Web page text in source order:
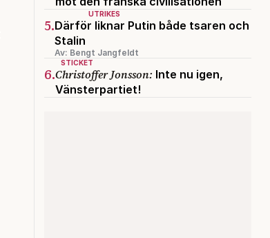
UTRIKES
5.Därför liknar Putin både tsaren och
Stalin
Av: Bengt Jangfeldt
STICKET
6.Christoffer Jonsson: Inte nu igen,
Vänsterpartiet!